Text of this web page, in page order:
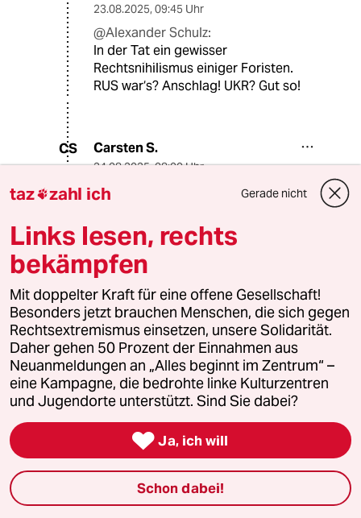
23.08.2025, 09:45 Uhr
@Alexander Schulz:
In der Tat ein gewisser
Rechtsnihilismus einiger Foristen.
RUS war‘s? Anschlag! UKR? Gut so!
CS Carsten S.
24.08.2025,08:00 Uhr
@Earl Offa:
Erlösen aus den Gasverkäufen nicht
dumm und dämlich und verwendet
dieses Geld, um unter Bruch des
Völkerrechts in ein Nachbarland
einzufallen, dort zu morden, zu foltern
und zu vergewaltigen.
Das zu ignorieren kann man durchaus
auch als Nihilismus betrachten.
Alexander Schulz
24.08.2025, 20:47 Uhr
@Carsten S.:
Der User kritisiert, dass man eine
Rechtsprechung nicht davon
taz zahl ich Gerade nicht
Links lesen, rechts
bekämpfen
Mit doppelter Kraft für eine offene Gesellschaft!
Besonders jetzt brauchen Menschen, die sich gegen
Rechtsextremismus einsetzen, unsere Solidarität.
Daher gehen 50 Prozent der Einnahmen aus
Neuanmeldungen an „Alles beginnt im Zentrum“ –
eine Kampagne, die bedrohte linke Kulturzentren
und Jugendorte unterstützt. Sind Sie dabei?
 Ja, ich will
Schon dabei!